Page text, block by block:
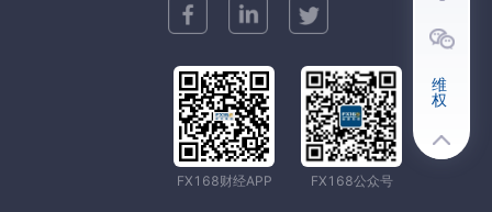
FX168财经APP FX168公众号
维
权